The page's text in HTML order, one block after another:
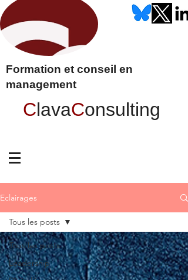
Formation et conseil en
management
ClavaConsulting
Eclairages
Tous les posts
Leadership
Tous les posts